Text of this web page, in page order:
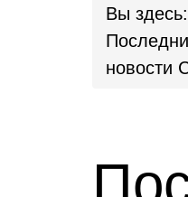
Вы здесь:
новости